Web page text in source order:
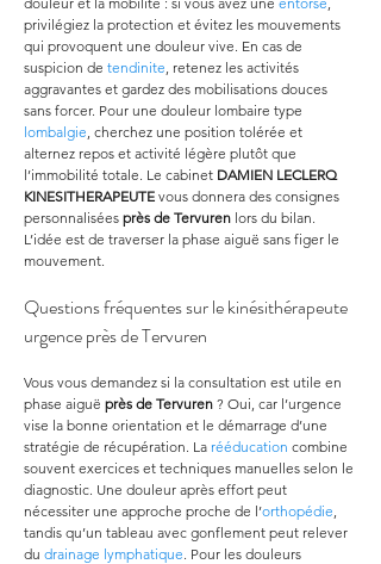
privilégiez la protection et évitez les mouvements
qui provoquent une douleur vive. En cas de
suspicion de tendinite, retenez les activités
aggravantes et gardez des mobilisations douces
sans forcer. Pour une douleur lombaire type
lombalgie, cherchez une position tolérée et
alternez repos et activité légère plutôt que
l’immobilité totale. Le cabinet DAMIEN LECLERQ
KINESITHERAPEUTE vous donnera des consignes
personnalisées près de Tervuren lors du bilan.
L’idée est de traverser la phase aiguë sans figer le
mouvement.
Questions fréquentes sur le kinésithérapeute
urgence près de Tervuren
Vous vous demandez si la consultation est utile en
phase aiguë près de Tervuren ? Oui, car l’urgence
vise la bonne orientation et le démarrage d’une
stratégie de récupération. La rééducation combine
souvent exercices et techniques manuelles selon le
diagnostic. Une douleur après effort peut
nécessiter une approche proche de l’orthopédie,
tandis qu’un tableau avec gonflement peut relever
du drainage lymphatique. Pour les douleurs